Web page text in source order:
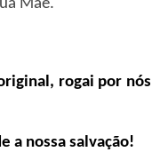
Mãe.
rogai por nós
a nossa salvação!